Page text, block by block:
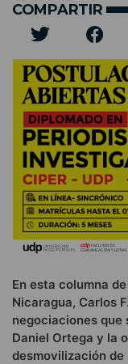
COMPARTIR
En esta columna
Nicaragua, Carlos
negociaciones que
Daniel Ortega y la
desmovilización de